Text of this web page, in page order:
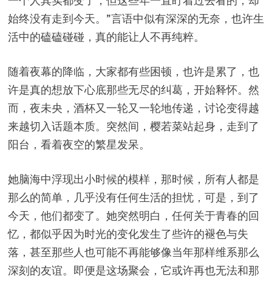
始终没有走到今天。”言语中似有深深的无奈，也许生
活中的磕磕碰碰，真的能让人不再纯粹。
随着夜幕的降临，大家都有些困顿，也许是累了，也
许是真的想放下心底那些无尽的纠葛，开始释怀。然
而，夜未央，酒杯又一轮又一轮地传递，讨论变得越
来越切入话题本质。突然间，樱若菜站起身，走到了
阳台，看着夜空的繁星发呆。
她脑海中浮现出小时候的模样，那时候，所有人都是
那么的简单，几乎没有任何生活的担忧，可是，到了
今天，他们都变了。她突然明白，任何关于青春的回
忆，都似乎因为时光的变化发生了些许的褪色与失
落，甚至那些人也可能不再能够像当年那样维系那么
深刻的友谊。即便是这场聚会，它或许再也无法和那